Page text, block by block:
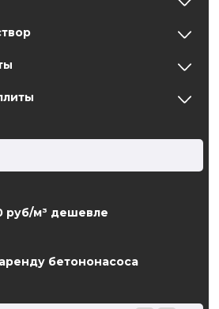
руб/м³ дешевле
бетононасоса